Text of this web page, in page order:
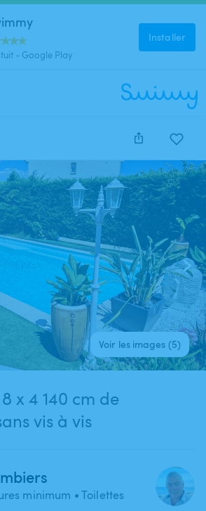
- Google Play
Installer
Voir les images (5)
x 4 140 cm de
vis à vis
minimum • Toilettes